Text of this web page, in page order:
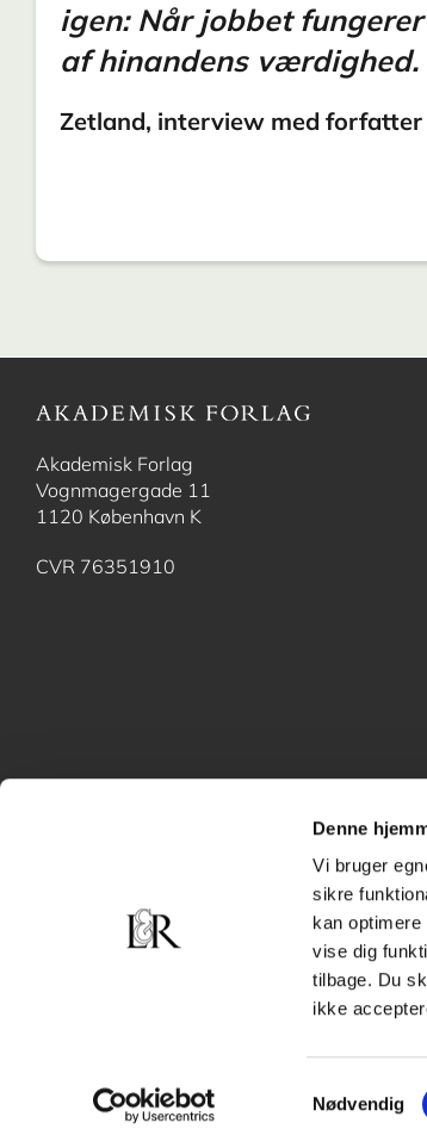
Denne
Vi bruger
sikre
kan
vise dig
tilbage. Du
ikke
Samtykkevalg
Nødvendig
igen: Når jobbet
af hinandens værdighed.
Zetland, interview med forfatter
Akademisk Forlag
Vognmagergade 11
1120 København K
CVR 76351910
Subfooter
Handelsbetingelser Cookiepolitik Persondatapolitik